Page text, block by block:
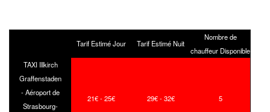
Tarif Estimé Jour Tarif Estimé Nuit
Nombre de
chauffeur Disponible
TAXI Illkirch
Graffenstaden
- Aéroport de
Strasbourg-
21€ - 25€ 29€ - 32€ 5